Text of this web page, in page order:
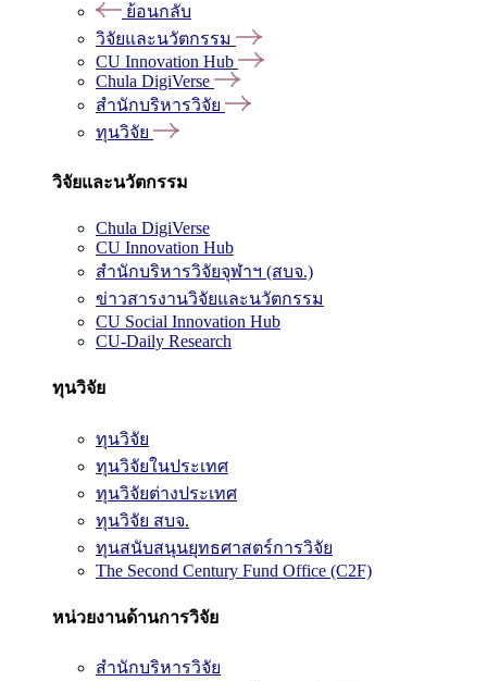
ย้อนกลับ
วิจัยและนวัตกรรม
CU Innovation Hub
Chula DigiVerse
สำนักบริหารวิจัย
ทุนวิจัย
วิจัยและนวัตกรรม
Chula DigiVerse
CU Innovation Hub
สำนักบริหารวิจัยจุฬาฯ (สบจ.)
ข่าวสารงานวิจัยและนวัตกรรม
CU Social Innovation Hub
CU-Daily Research
ทุนวิจัย
ทุนวิจัย
ทุนวิจัยในประเทศ
ทุนวิจัยต่างประเทศ
ทุนวิจัย สบจ.
ทุนสนับสนุนยุทธศาสตร์การวิจัย
The Second Century Fund Office (C2F)
หน่วยงานด้านการวิจัย
สำนักบริหารวิจัย